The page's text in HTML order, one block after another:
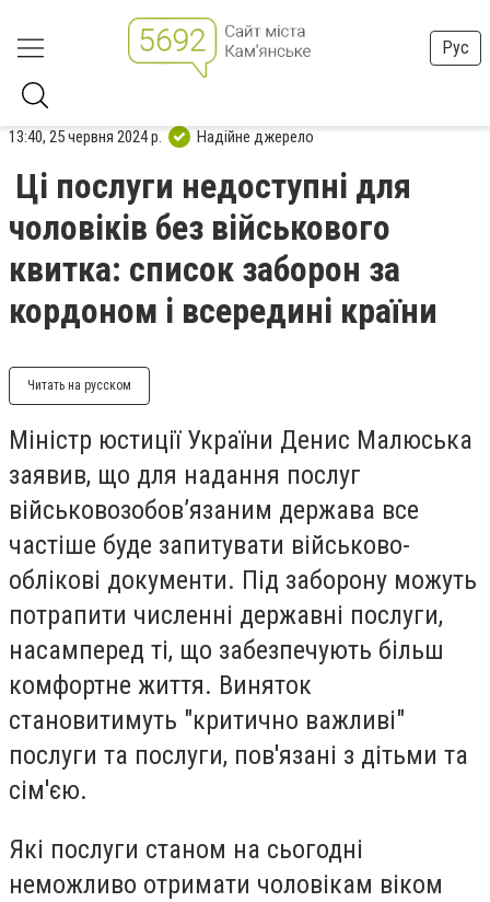
Рус
13:40, 25 червня 2024 р. Надійне джерело
Ці послуги недоступні для
чоловіків без військового
квитка: список заборон за
кордоном і всередині країни
Читать на русском
Міністр юстиції України Денис Малюська
заявив, що для надання послуг
військовозобов’язаним держава все
частіше буде запитувати військово-
облікові документи. Під заборону можуть
потрапити численні державні послуги,
насамперед ті, що забезпечують більш
комфортне життя. Виняток
становитимуть "критично важливі"
послуги та послуги, пов'язані з дітьми та
сім'єю.
Які послуги станом на сьогодні
неможливо отримати чоловікам віком